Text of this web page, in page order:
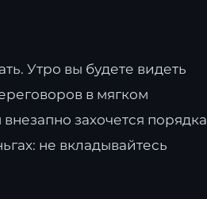
Утро вы будете видеть
в мягком
захочется порядка
не вкладывайтесь